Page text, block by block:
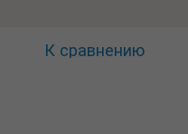
К сравнению